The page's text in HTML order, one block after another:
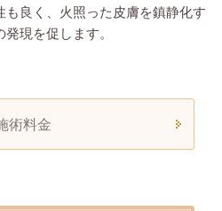
れい線
良く、火照った皮膚を鎮静化す
現を促します。
術料金